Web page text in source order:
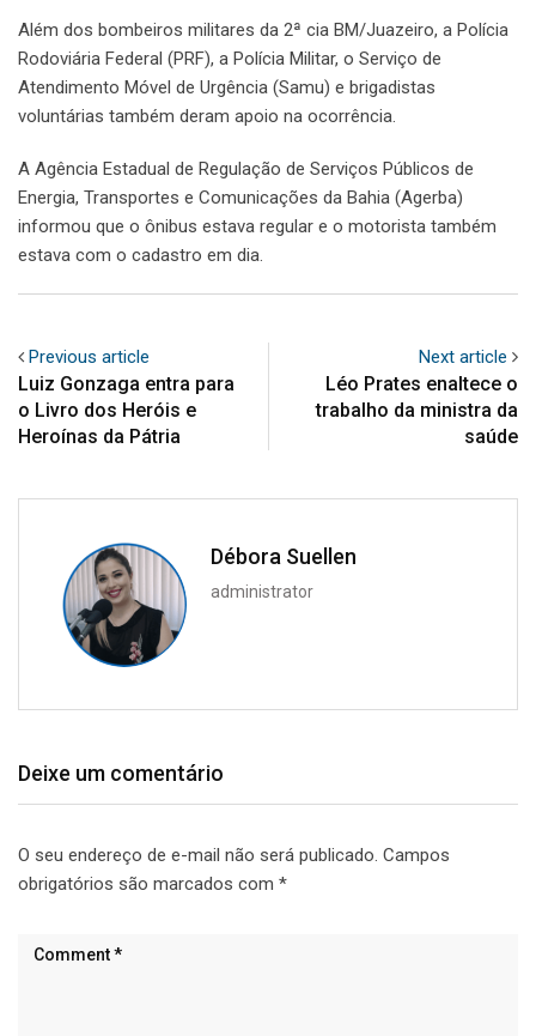
Além dos bombeiros militares da 2ª cia BM/Juazeiro, a Polícia
Rodoviária Federal (PRF), a Polícia Militar, o Serviço de
Atendimento Móvel de Urgência (Samu) e brigadistas
voluntárias também deram apoio na ocorrência.
A Agência Estadual de Regulação de Serviços Públicos de
Energia, Transportes e Comunicações da Bahia (Agerba)
informou que o ônibus estava regular e o motorista também
estava com o cadastro em dia.
Previous article
Luiz Gonzaga entra para
o Livro dos Heróis e
Heroínas da Pátria
Next article
Léo Prates enaltece o
trabalho da ministra da
saúde
Débora Suellen
administrator
Deixe um comentário
O seu endereço de e-mail não será publicado. Campos
obrigatórios são marcados com *